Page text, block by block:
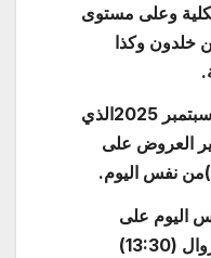
وعلى مستوى
خلدون وكذا
– تاريخ إيداع العروض يوم18سبتمبر 2025الذي
العروض على
اليوم على
الساعة الواحد والنصفبعد الزوال (13:30)